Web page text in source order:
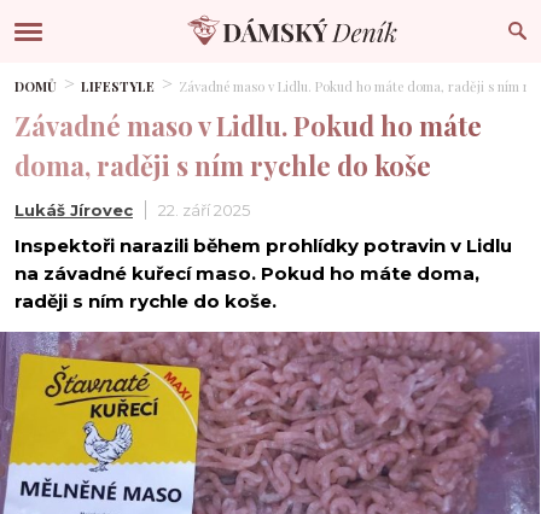
DOMŮ LIFESTYLE Závadné maso v Lidlu. Pokud ho máte doma, raději s ním
Závadné maso v Lidlu. Pokud ho máte
doma, raději s ním rychle do koše
Lukáš Jírovec 22. září 2025
Inspektoři narazili během prohlídky potravin v Lidlu
na závadné kuřecí maso. Pokud ho máte doma,
raději s ním rychle do koše.